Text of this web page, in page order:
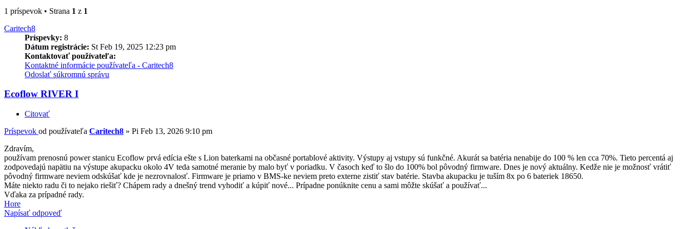
1 príspevok • Strana 1 z 1
Caritech8
Príspevky: 8
Dátum registrácie: St Feb 19, 2025 12:23 pm
Kontaktovať používateľa:
Kontaktné informácie používateľa - Caritech8
Odoslať súkromnú správu
Ecoflow RIVER I
Citovať
Príspevok od používateľa Caritech8 » Pi Feb 13, 2026 9:10 pm
Zdravím,
používam prenosnú power stanicu Ecoflow prvá edícia ešte s Lion baterkami na občasné portablové aktivity. Výstupy aj vstupy sú funkčné. Akurát sa batéria nenabije do 100 % len cca 70%. Tieto percentá aj
zodpovedajú napätiu na výstupe akupacku okolo 4V teda samotné meranie by malo byť v poriadku. V časoch keď to šlo do 100% bol pôvodný firmware. Dnes je nový aktuálny. Kedže nie je možnosť vrátiť
pôvodný firmware neviem odskúšať kde je nezrovnalosť. Firmware je priamo v BMS-ke neviem preto externe zistiť stav batérie. Stavba akupacku je tuším 8x po 6 bateriek 18650.
Máte niekto radu či to nejako riešiť? Chápem rady a dnešný trend vyhodiť a kúpiť nové... Prípadne ponúknite cenu a sami môžte skúšať a používať...
Vďaka za prípadné rady.
Hore
Napísať odpoveď